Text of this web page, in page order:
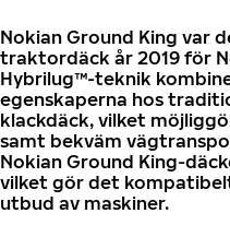
Nokian Ground King var
traktordäck år 2019 för
Hybrilug™-teknik
egenskaperna hos
klackdäck, vilket
samt bekväm
Nokian Ground King-
vilket gör det
utbud av maskiner.